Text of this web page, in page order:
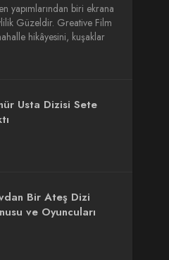
yapımlarından biri ekrana
Güzeldir. Greative Film
hikâyesini, kuşaklar
Usta Dizisi Sete
Bir Ateş Dizi
ve Oyuncuları